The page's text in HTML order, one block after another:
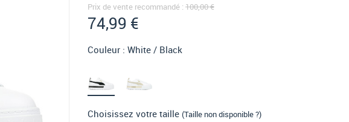
Prix de vente recommandé : 100,00 €
74,99 €
Couleur : White / Black
Choisissez votre taille (Taille non disponible ?)